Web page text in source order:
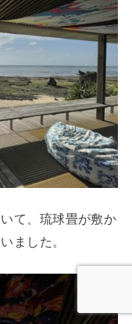
て、琉球畳が敷か
ました。